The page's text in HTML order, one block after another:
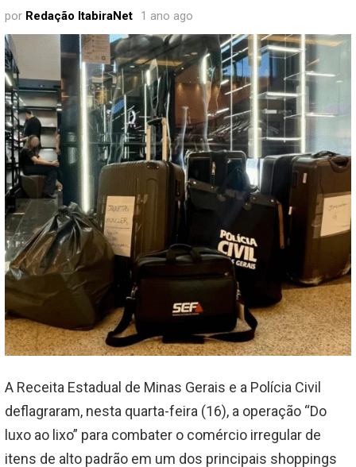
por Redação ItabiraNet 1 ano ago
A Receita Estadual de Minas Gerais e a Polícia Civil
deflagraram, nesta quarta-feira (16), a operação “Do
luxo ao lixo” para combater o comércio irregular de
itens de alto padrão em um dos principais shoppings